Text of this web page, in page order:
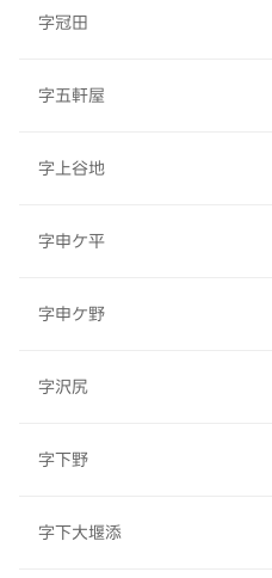
字冠田
字五軒屋
字上谷地
字申ケ平
字申ケ野
字沢尻
字下野
字下大堰添